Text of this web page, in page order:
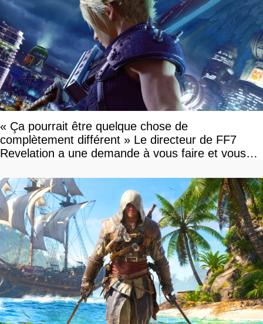
« Ça pourrait être quelque chose de
complètement différent » Le directeur de FF7
Revelation a une demande à vous faire et vous